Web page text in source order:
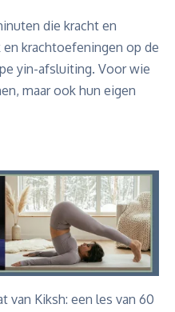
die kracht en
krachtoefeningen op de
yin-afsluiting. Voor wie
maar ook hun eigen
van Kiksh: een les van 60